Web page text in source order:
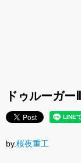
ドゥルーガ
by.桜夜重工